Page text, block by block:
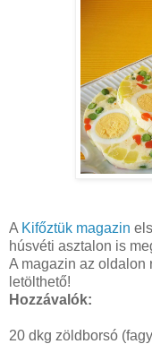
A Kifőztük magazin
húsvéti asztalon is
A magazin az oldalon
letölthető!
Hozzávalók:
20 dkg zöldborsó